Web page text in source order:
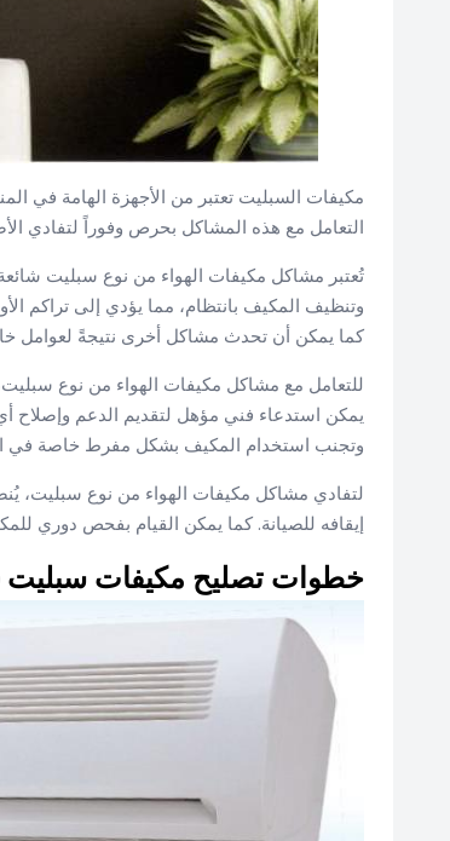
مكيفات السبليت تعتبر من الأجهزة الهامة في
التعامل مع هذه المشاكل بحرص وفوراً لتفادي
تُعتبر مشاكل مكيفات الهواء من نوع سبليت
وتنظيف المكيف بانتظام، مما يؤدي إلى تراكم
كما يمكن أن تحدث مشاكل أخرى نتيجةً لعوامل
للتعامل مع مشاكل مكيفات الهواء من نوع
يمكن استدعاء فني مؤهل لتقديم الدعم وإصلاح
وتجنب استخدام المكيف بشكل مفرط خاصة في
لتفادي مشاكل مكيفات الهواء من نوع سبليت،
إيقافه للصيانة. كما يمكن القيام بفحص دوري
خطوات تصليح مكيفات سبليت